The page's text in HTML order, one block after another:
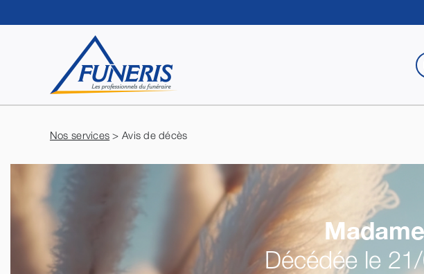
au
Nos services > Avis de décès
Décédée le